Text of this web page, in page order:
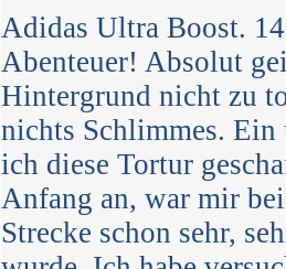
Adidas Ultra Boost.
Abenteuer! Absolut
Hintergrund nicht zu
nichts Schlimmes.
ich diese Tortur
Anfang an, war mir
Strecke schon sehr,